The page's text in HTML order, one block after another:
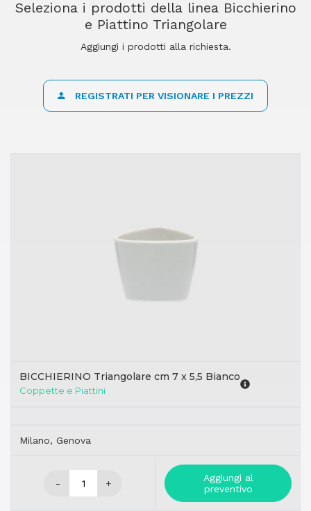
Seleziona i prodotti della linea Bicchierino
e Piattino Triangolare
Aggiungi i prodotti alla richiesta.
REGISTRATI PER VISIONARE I PREZZI
BICCHIERINO Triangolare cm 7 x 5,5 Bianco
Coppette e Piattini
Milano, Genova
- +
Aggiungi al
preventivo